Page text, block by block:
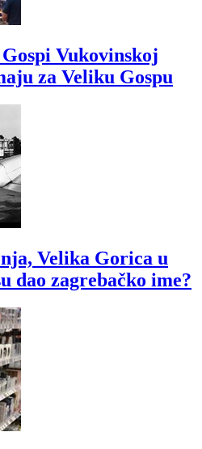
Vukovinskoj
za Veliku Gospu
Velika Gorica u
dao zagrebačko ime?